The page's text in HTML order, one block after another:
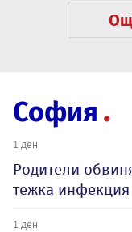
София
1 ден
Родители
тежка
1 ден